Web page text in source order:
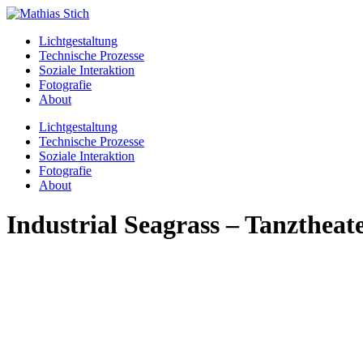
Skip
contentLichtgestaltung
Technische Prozesse
Soziale Interaktion
Fotografie
About
Menu
Lichtgestaltung
Technische Prozesse
Soziale Interaktion
Fotografie
About
Industrial Seagrass –